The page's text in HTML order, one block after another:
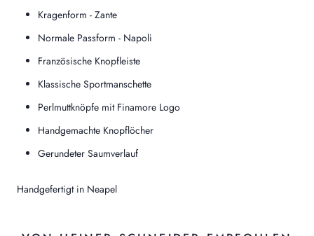
Kragenform - Zante
Normale Passform - Napoli
Französische Knopfleiste
Klassische Sportmanschette
Perlmuttknöpfe mit Finamore Logo
Handgemachte Knopflöcher
Gerundeter Saumverlauf
Handgefertigt in Neapel